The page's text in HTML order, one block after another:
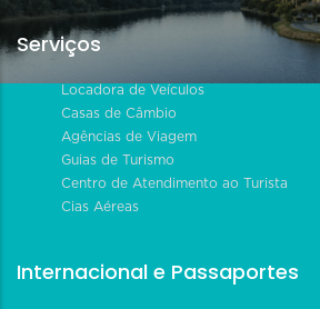
Serviços
Locadora de Veículos
Casas de Câmbio
Agências de Viagem
Guias de Turismo
Centro de Atendimento ao Turista
Cias Aéreas
Internacional e Passaportes